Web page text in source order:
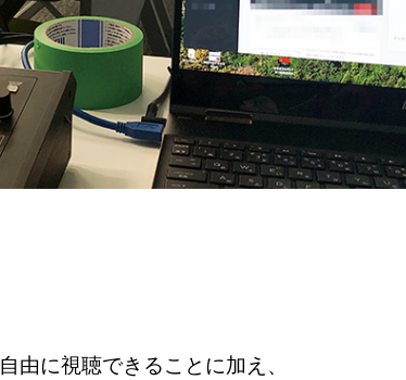
由に視聴できることに加え、